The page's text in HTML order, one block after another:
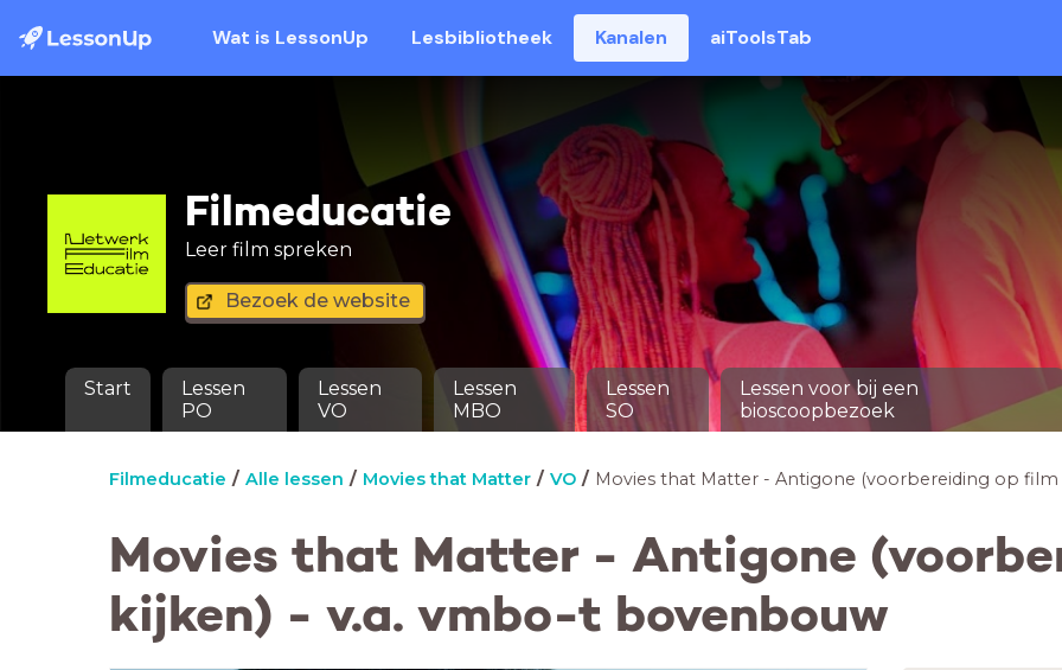
Wat is LessonUp Lesbibliotheek Kanalen aiToolsTab
Filmeducatie
Leer film spreken
Bezoek de website
Start
Lessen
PO
Lessen
VO
Lessen
MBO
Lessen
SO
Lessen voor bij een
bioscoopbezoek
Filmeducatie Alle lessen Movies that Matter VO Movies that Matter - Antigone (voorbereiding op
Movies that Matter - Antigone
kijken) - v.a. vmbo-t bovenbouw